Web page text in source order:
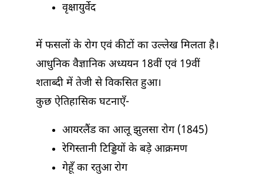
वृक्षायुर्वेद
में फसलों के रोग एवं कीटों का उल्लेख मिलता है।
आधुनिक वैज्ञानिक अध्ययन 18वीं एवं 19वीं
शताब्दी में तेजी से विकसित हुआ।
कुछ ऐतिहासिक घटनाएँ-
आयरलैंड का आलू झुलसा रोग (1845)
रेगिस्तानी टिड्डियों के बड़े आक्रमण
गेहूँ का रतुआ रोग